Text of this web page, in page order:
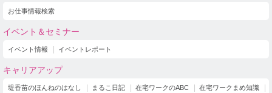
お仕事情報検索
イベント＆セミナー
イベント情報 イベントレポート
キャリアアップ
堤香苗のほんねのはなし まるこ日記 在宅ワークのABC
在宅ワークまめ知識